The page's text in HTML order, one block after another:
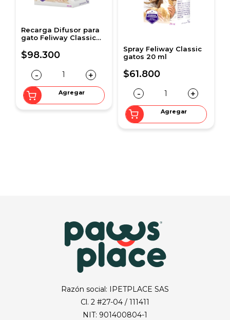
Recarga Difusor para
gato Feliway Classic
$98.300
- +
Agregar
Spray Feliway Classic
gatos 20 ml
$61.800
- +
Agregar
Razón social: IPETPLACE SAS
Cl. 2 #27-04 / 111411
NIT: 901400804-1